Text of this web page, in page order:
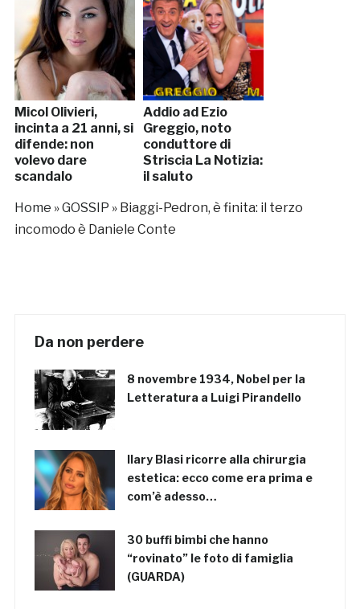
Micol Olivieri,
incinta a 21 anni, si
difende: non
volevo dare
scandalo
Addio ad Ezio
Greggio, noto
conduttore di
Striscia La Notizia:
il saluto
Home »GOSSIP » Biaggi-Pedron, è finita: il terzo
incomodo è Daniele Conte
Da non perdere
8 novembre 1934, Nobel per la
Letteratura a Luigi Pirandello
Ilary Blasi ricorre alla chirurgia
estetica: ecco come era prima e
com’è adesso…
30 buffi bimbi che hanno
“rovinato” le foto di famiglia
(GUARDA)